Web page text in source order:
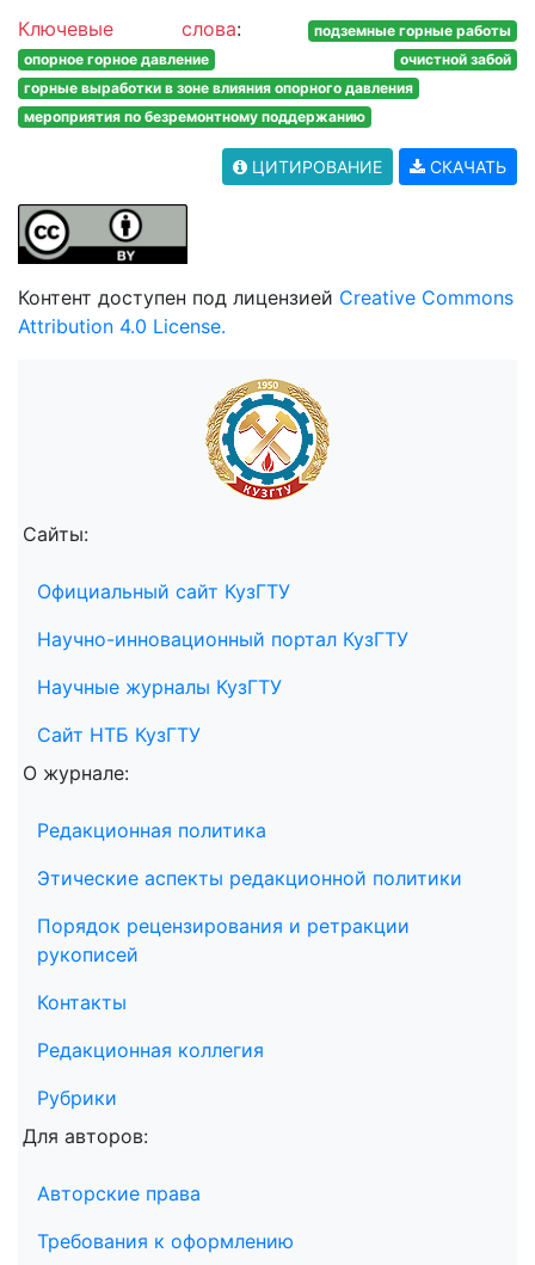
Ключевые слова: подземные горные работы
опорное горное давление
очистной забой
горные выработки в зоне влияния опорного давления
мероприятия по безремонтному поддержанию
ЦИТИРОВАНИЕ СКАЧАТЬ
Контент доступен под лицензией Creative Commons
Attribution 4.0 License.
Сайты:
Официальный сайт КузГТУ
Научно-инновационный портал КузГТУ
Научные журналы КузГТУ
Сайт НТБ КузГТУ
О журнале:
Редакционная политика
Этические аспекты редакционной политики
Порядок рецензирования и ретракции
рукописей
Контакты
Редакционная коллегия
Рубрики
Для авторов:
Авторские права
Требования к оформлению